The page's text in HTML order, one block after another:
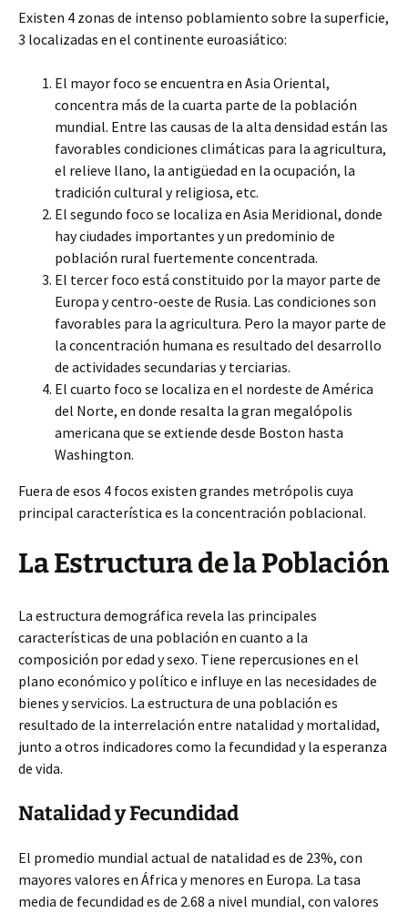
Existen 4 zonas de intenso poblamiento sobre la superficie,
3 localizadas en el continente euroasiático:
El mayor foco se encuentra en Asia Oriental,
concentra más de la cuarta parte de la población
mundial. Entre las causas de la alta densidad están las
favorables condiciones climáticas para la agricultura,
el relieve llano, la antigüedad en la ocupación, la
tradición cultural y religiosa, etc.
El segundo foco se localiza en Asia Meridional, donde
hay ciudades importantes y un predominio de
población rural fuertemente concentrada.
El tercer foco está constituido por la mayor parte de
Europa y centro-oeste de Rusia. Las condiciones son
favorables para la agricultura. Pero la mayor parte de
la concentración humana es resultado del desarrollo
de actividades secundarias y terciarias.
El cuarto foco se localiza en el nordeste de América
del Norte, en donde resalta la gran megalópolis
americana que se extiende desde Boston hasta
Washington.
Fuera de esos 4 focos existen grandes metrópolis cuya
principal característica es la concentración poblacional.
La Estructura de la Población
La estructura demográfica revela las principales
características de una población en cuanto a la
composición por edad y sexo. Tiene repercusiones en el
plano económico y político e influye en las necesidades de
bienes y servicios. La estructura de una población es
resultado de la interrelación entre natalidad y mortalidad,
junto a otros indicadores como la fecundidad y la esperanza
de vida.
Natalidad y Fecundidad
El promedio mundial actual de natalidad es de 23%, con
mayores valores en África y menores en Europa. La tasa
media de fecundidad es de 2.68 a nivel mundial, con valores